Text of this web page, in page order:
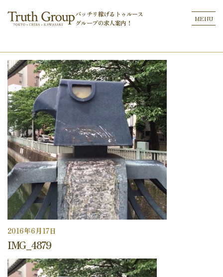
バッチリ稼げるトゥルース
グループの求人案内！
MENU
2016年6月17日
IMG_4879